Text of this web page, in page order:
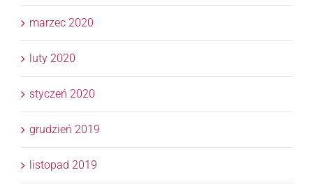
marzec 2020
luty 2020
styczeń 2020
grudzień 2019
listopad 2019